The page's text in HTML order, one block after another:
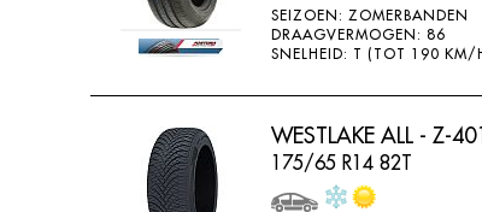
SEIZOEN: ZOMERBANDEN
DRAAGVERMOGEN: 86
SNELHEID: T (TOT 190 KM/
WESTLAKE ALL - Z-
175/65 R14 82T